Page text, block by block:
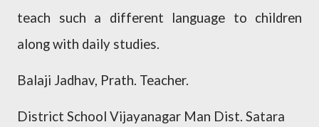
teach such a different language to children
along with daily studies.
Balaji Jadhav, Prath. Teacher.
District School Vijayanagar Man Dist. Satara